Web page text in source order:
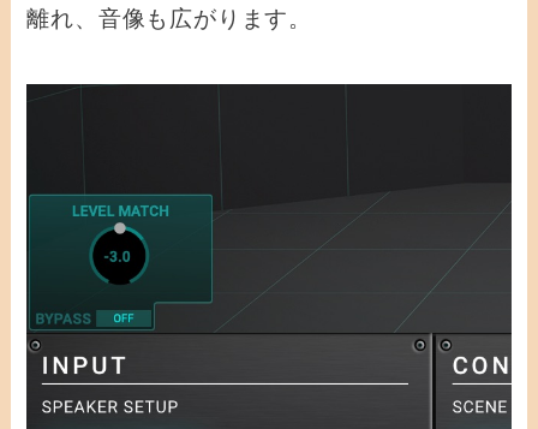
離れ、音像も広がります。